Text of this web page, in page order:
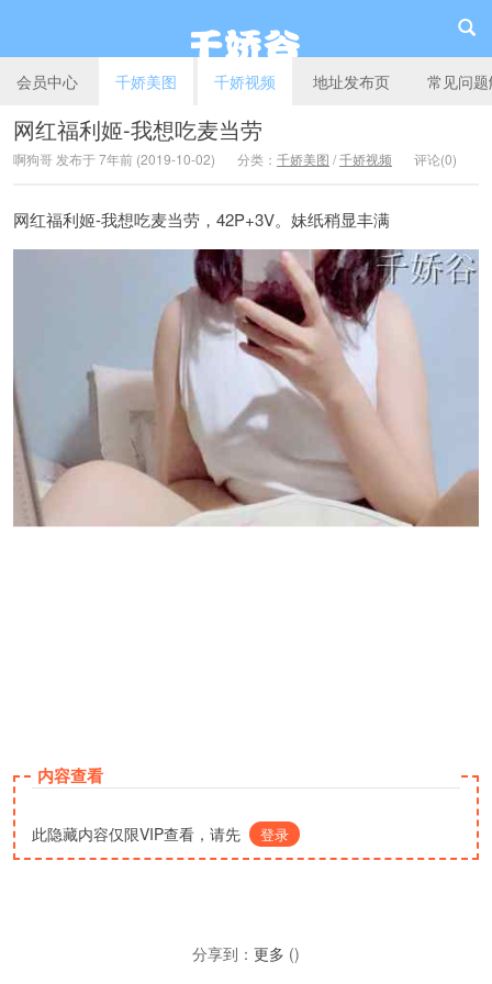
千娇谷
会员中心 千娇美图 千娇视频 地址发布页 常见问
网红福利姬-我想吃麦当劳
啊狗哥 发布于 7年前 (2019-10-02) 分类： 千娇美图 /千娇视频 评论(0)
网红福利姬-我想吃麦当劳，42P+3V。妹纸稍显丰满
内容查看
此隐藏内容仅限VIP查看，请先 登录
分享到： 更多 ()